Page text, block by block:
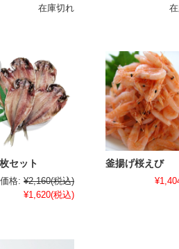
在庫切れ
セット
格: ¥2,160(税込)
¥1,620(税込)
釜揚げ桜えび